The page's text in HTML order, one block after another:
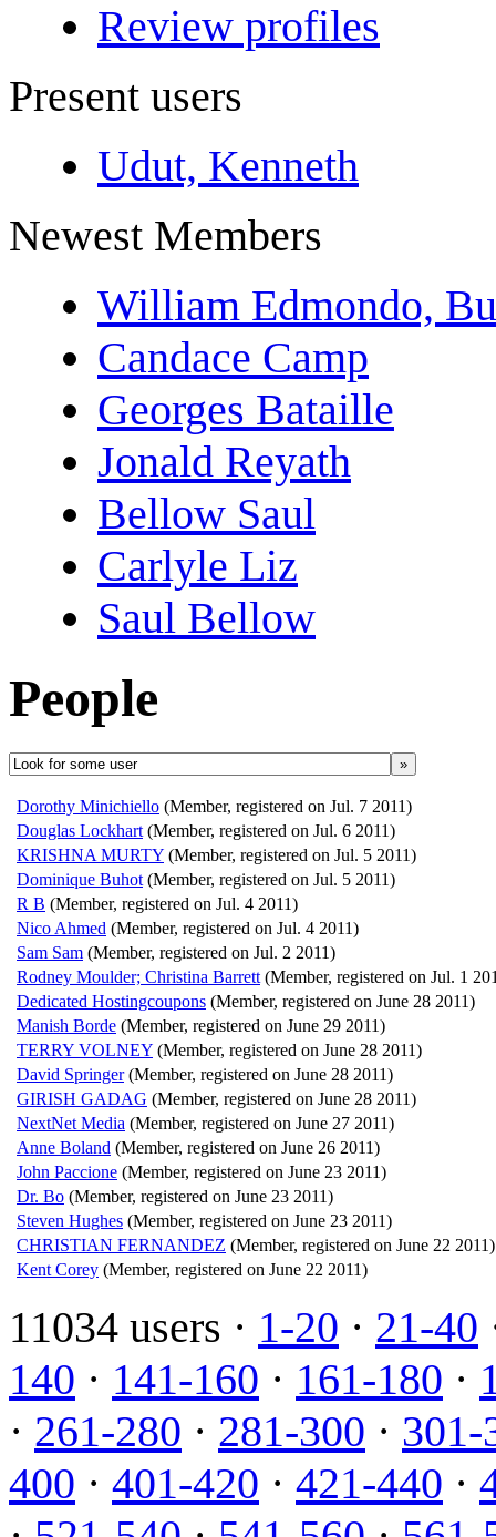
Review profiles
Present users
Udut, Kenneth
Newest Members
William Edmondo,
Candace Camp
Georges Bataille
Jonald Reyath
Bellow Saul
Carlyle Liz
Saul Bellow
People
»
Dorothy Minichiello (Member, registered on Jul. 7 2011)
Douglas Lockhart (Member, registered on Jul. 6 2011)
KRISHNA MURTY (Member, registered on Jul. 5 2011)
Dominique Buhot (Member, registered on Jul. 5 2011)
R B (Member, registered on Jul. 4 2011)
Nico Ahmed (Member, registered on Jul. 4 2011)
Sam Sam (Member, registered on Jul. 2 2011)
Rodney Moulder; Christina Barrett (Member, registered on Jul. 1
Dedicated Hostingcoupons (Member, registered on June 28 2011)
Manish Borde (Member, registered on June 29 2011)
TERRY VOLNEY (Member, registered on June 28 2011)
David Springer (Member, registered on June 28 2011)
GIRISH GADAG (Member, registered on June 28 2011)
NextNet Media (Member, registered on June 27 2011)
Anne Boland (Member, registered on June 26 2011)
John Paccione (Member, registered on June 23 2011)
Dr. Bo (Member, registered on June 23 2011)
Steven Hughes (Member, registered on June 23 2011)
CHRISTIAN FERNANDEZ (Member, registered on June 22 2011)
Kent Corey (Member, registered on June 22 2011)
11034 users · 1-20 · 21-40
140 · 141-160 · 161-180 ·
· 261-280 · 281-300 · 301-
400 · 401-420 · 421-440 ·